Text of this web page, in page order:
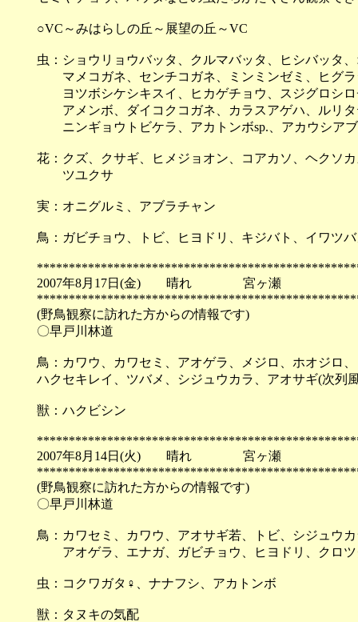
○VC～みはらしの丘～展望の丘～VC
虫：ショウリョウバッタ、クルマバッタ、ヒシバッタ
マメコガネ、センチコガネ、ミンミンゼミ、ヒグラ
ヨツボシケシキスイ、ヒカゲチョウ、スジグロシロ
アメンボ、ダイコクコガネ、カラスアゲハ、ルリタ
ニンギョウトビケラ、アカトンボsp.、アカウシアブ
花：クズ、クサギ、ヒメジョオン、コアカソ、ヘクソ
ツユクサ
実：オニグルミ、アブラチャン
鳥：ガビチョウ、トビ、ヒヨドリ、キジバト、イワツ
2007年8月17日(金) 晴れ 宮ヶ瀬
(野鳥観察に訪れた方からの情報です)
〇早戸川林道
鳥：カワウ、カワセミ、アオゲラ、メジロ、ホオジロ
ハクセキレイ、ツバメ、シジュウカラ、アオサギ(次列
獣：ハクビシン
2007年8月14日(火) 晴れ 宮ヶ瀬
(野鳥観察に訪れた方からの情報です)
〇早戸川林道
鳥：カワセミ、カワウ、アオサギ若、トビ、シジュウ
アオゲラ、エナガ、ガビチョウ、ヒヨドリ、クロツ
虫：コクワガタ♀、ナナフシ、アカトンボ
獣：タヌキの気配